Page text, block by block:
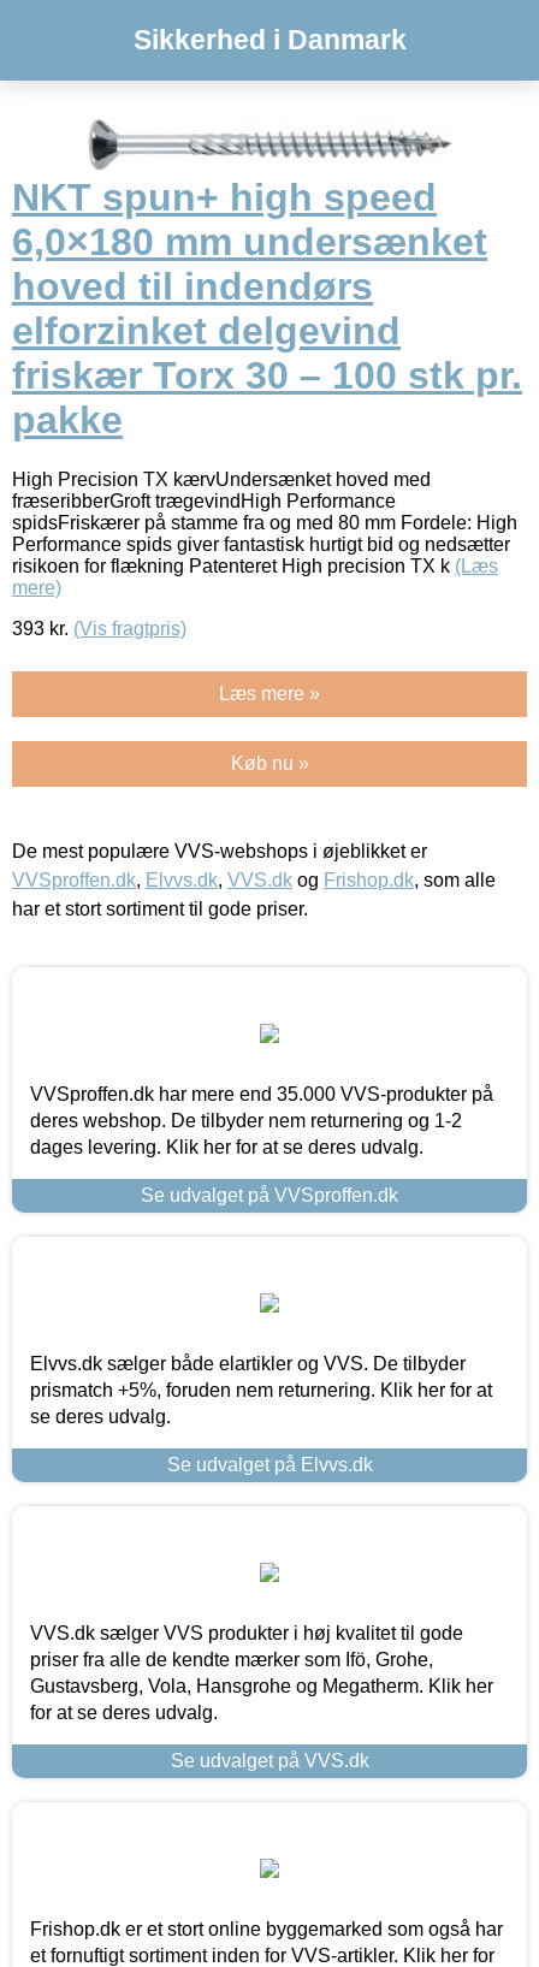
Sikkerhed i Danmark
NKT spun+ high speed
6,0×180 mm undersænket
hoved til indendørs
elforzinket delgevind
friskær Torx 30 – 100 stk pr.
pakke
High Precision TX kærvUndersænket hoved med
fræseribberGroft trægevindHigh Performance
spidsFriskærer på stamme fra og med 80 mm Fordele: High
Performance spids giver fantastisk hurtigt bid og nedsætter
risikoen for flækning Patenteret High precision TX k (Læs
mere)
393 kr. (Vis fragtpris)
Læs mere »
Køb nu »
De mest populære VVS-webshops i øjeblikket er
VVSproffen.dk, Elvvs.dk, VVS.dk og Frishop.dk, som alle
har et stort sortiment til gode priser.
VVSproffen.dk har mere end 35.000 VVS-produkter på
deres webshop. De tilbyder nem returnering og 1-2
dages levering. Klik her for at se deres udvalg.
Se udvalget på VVSproffen.dk
Elvvs.dk sælger både elartikler og VVS. De tilbyder
prismatch +5%, foruden nem returnering. Klik her for at
se deres udvalg.
Se udvalget på Elvvs.dk
VVS.dk sælger VVS produkter i høj kvalitet til gode
priser fra alle de kendte mærker som Ifö, Grohe,
Gustavsberg, Vola, Hansgrohe og Megatherm. Klik her
for at se deres udvalg.
Se udvalget på VVS.dk
Frishop.dk er et stort online byggemarked som også har
et fornuftigt sortiment inden for VVS-artikler. Klik her for